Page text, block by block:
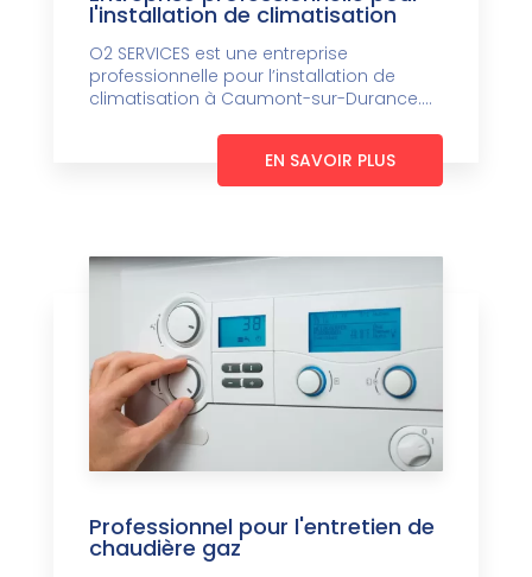
l'installation de climatisation
O2 SERVICES est une entreprise
professionnelle pour l’installation de
climatisation à Caumont-sur-Durance....
EN SAVOIR PLUS
Professionnel pour l'entretien de
chaudière gaz